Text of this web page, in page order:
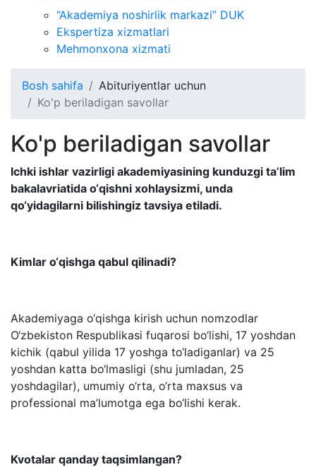
“Akademiya noshirlik markazi” DUK
Ekspertiza xizmatlari
Mehmonxona xizmati
Bosh sahifa
Abituriyentlar uchun
Ko'p beriladigan savollar
Ko'p beriladigan savollar
Ichki ishlar vazirligi akademiyasining kunduzgi ta’lim
bakalavriatida o‘qishni xohlaysizmi, unda
qo‘yidagilarni bilishingiz tavsiya etiladi.
Kimlar o‘qishga qabul qilinadi?
Akademiyaga o‘qishga kirish uchun nomzodlar
O‘zbekiston Respublikasi fuqarosi bo‘lishi, 17 yoshdan
kichik (qabul yilida 17 yoshga to‘ladiganlar) va 25
yoshdan katta bo‘lmasligi (shu jumladan, 25
yoshdagilar), umumiy o‘rta, o‘rta maxsus va
professional ma’lumotga ega bo‘lishi kerak.
Kvotalar qanday taqsimlangan?